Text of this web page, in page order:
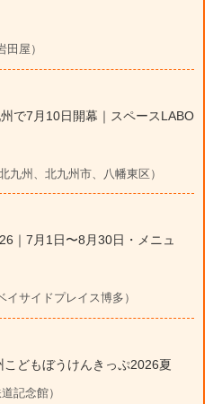
屋）
で7月10日開幕｜スペースLABO
九州、北九州市、八幡東区）
｜7月1日〜8月30日・メニュ
サイドプレイス博多）
どもぼうけんきっぷ2026夏
記念館）